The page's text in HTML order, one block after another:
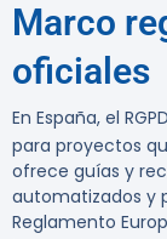
Marco
oficiales
En España, el
para proyectos
ofrece guías y
automatizados y
Reglamento